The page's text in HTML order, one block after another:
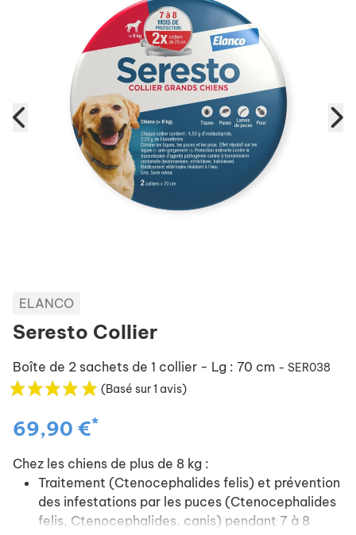
ELANCO
Seresto Collier
Boîte de 2 sachets de 1 collier - Lg : 70 cm - SER038
(Basé sur 1 avis)
69,90 €*
Chez les chiens de plus de 8 kg :
Traitement (Ctenocephalides felis) et prévention
des infestations par les puces (Ctenocephalides
felis, Ctenocephalides. canis) pendant 7 à 8